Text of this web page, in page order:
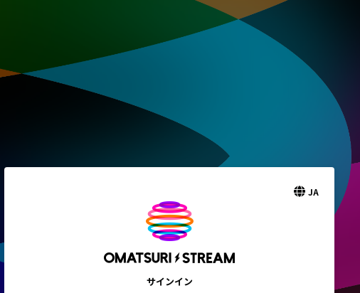
JA
サインイン